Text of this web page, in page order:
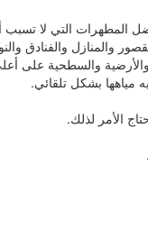
المطهرات التي لا تسبب
والمنازل والفنادق
والأرضية والسطحية على
مياهها بشكل تلقائي.
الأمر لذلك.